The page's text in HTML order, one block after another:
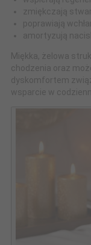
zmiękczają
poprawiają
amortyzują
Miękka, żelowa
chodzenia oraz
dyskomfortem
wsparcie w